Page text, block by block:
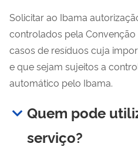
Solicitar ao Ibama
controlados pela Convenção
casos de resíduos cuja
e que sejam sujeitos a
automático pelo Ibama.
Quem pode
serviço?